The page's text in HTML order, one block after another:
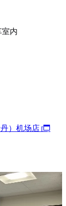
室内
）机场店